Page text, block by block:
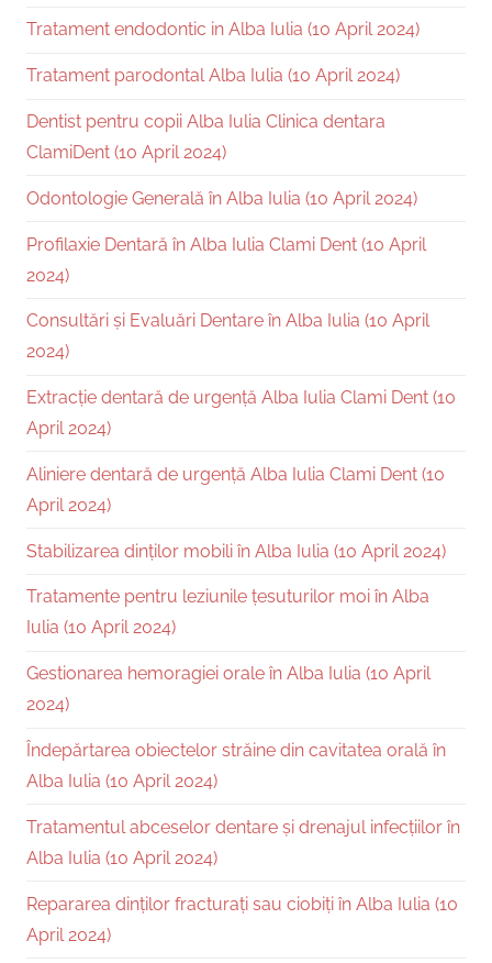
Tratament endodontic in Alba Iulia (10 April 2024)
Tratament parodontal Alba Iulia (10 April 2024)
Dentist pentru copii Alba Iulia Clinica dentara
ClamiDent (10 April 2024)
Odontologie Generală în Alba Iulia (10 April 2024)
Profilaxie Dentară în Alba Iulia Clami Dent (10 April
2024)
Consultări și Evaluări Dentare în Alba Iulia (10 April
2024)
Extracție dentară de urgență Alba Iulia Clami Dent (10
April 2024)
Aliniere dentară de urgență Alba Iulia Clami Dent (10
April 2024)
Stabilizarea dinților mobili în Alba Iulia (10 April 2024)
Tratamente pentru leziunile țesuturilor moi în Alba
Iulia (10 April 2024)
Gestionarea hemoragiei orale în Alba Iulia (10 April
2024)
Îndepărtarea obiectelor străine din cavitatea orală în
Alba Iulia (10 April 2024)
Tratamentul abceselor dentare și drenajul infecțiilor în
Alba Iulia (10 April 2024)
Repararea dinților fracturați sau ciobiți în Alba Iulia (10
April 2024)